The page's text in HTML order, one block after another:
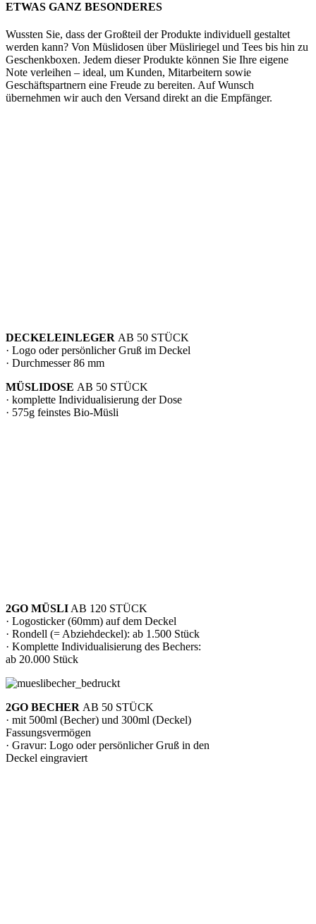
ETWAS GANZ BESONDERES
Wussten Sie, dass der Großteil der Produkte individuell gestaltet
werden kann? Von Müslidosen über Müsliriegel und Tees bis hin zu
Geschenkboxen. Jedem dieser Produkte können Sie Ihre eigene
Note verleihen – ideal, um Kunden, Mitarbeitern sowie
Geschäftspartnern eine Freude zu bereiten. Auf Wunsch
übernehmen wir auch den Versand direkt an die Empfänger.
DECKELEINLEGER AB 50 STÜCK
· Logo oder persönlicher Gruß im Deckel
· Durchmesser 86 mm
MÜSLIDOSE AB 50 STÜCK
· komplette Individualisierung der Dose
· 575g feinstes Bio-Müsli
2GO MÜSLIAB 120 STÜCK
· Logosticker (60mm) auf dem Deckel
· Rondell (= Abziehdeckel): ab 1.500 Stück
· Komplette Individualisierung des Bechers:
ab 20.000 Stück
2GO BECHER AB 50 STÜCK
· mit 500ml (Becher) und 300ml (Deckel)
Fassungsvermögen
· Gravur: Logo oder persönlicher Gruß in den
Deckel eingraviert